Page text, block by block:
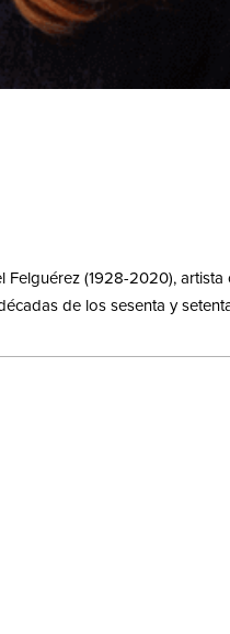
Felguérez (1928-2020), artista
de los sesenta y